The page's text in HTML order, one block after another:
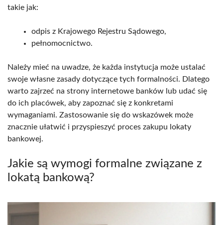
takie jak:
odpis z Krajowego Rejestru Sądowego,
pełnomocnictwo.
Należy mieć na uwadze, że każda instytucja może ustalać
swoje własne zasady dotyczące tych formalności. Dlatego
warto zajrzeć na strony internetowe banków lub udać się
do ich placówek, aby zapoznać się z konkretami
wymaganiami. Zastosowanie się do wskazówek może
znacznie ułatwić i przyspieszyć proces zakupu lokaty
bankowej.
Jakie są wymogi formalne związane z
lokatą bankową?